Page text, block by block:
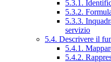
5.3.1.
5.3.2.
5.3.3.
servizio
5.4. Descrivere il
5.4.1.
5.4.2.